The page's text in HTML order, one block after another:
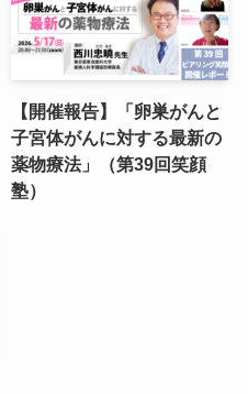
【開催報告】「卵巣がんと
子宮体がんに対する最新の
薬物療法」（第39回笑顔
塾）